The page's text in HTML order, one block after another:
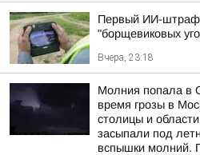
Первый ИИ-штраф
"борщевиковых
Вчера, 23:18
Молния попала в
время грозы в
столицы и
засыпали под
вспышки молний.